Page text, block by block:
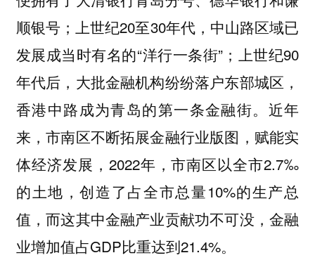
顺银号；上世纪20至30年代，中山路区域已
发展成当时有名的“洋行一条街”；上世纪90
年代后，大批金融机构纷纷落户东部城区，
香港中路成为青岛的第一条金融街。近年
来，市南区不断拓展金融行业版图，赋能实
体经济发展，2022年，市南区以全市2.7‰
的土地，创造了占全市总量10%的生产总
值，而这其中金融产业贡献功不可没，金融
业增加值占GDP比重达到21.4%。